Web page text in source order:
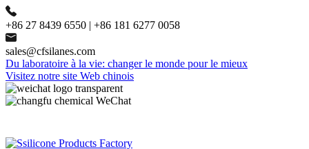
+86 27 8439 6550 | +86 181 6277 0058
sales@cfsilanes.com
Du laboratoire à la vie: changer le monde pour le mieux
Visitez notre site Web chinois